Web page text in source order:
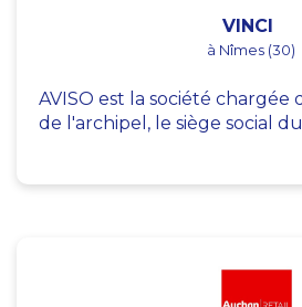
VINCI
à Nîmes (30)
AVISO est la société chargée
de l'archipel, le siège social